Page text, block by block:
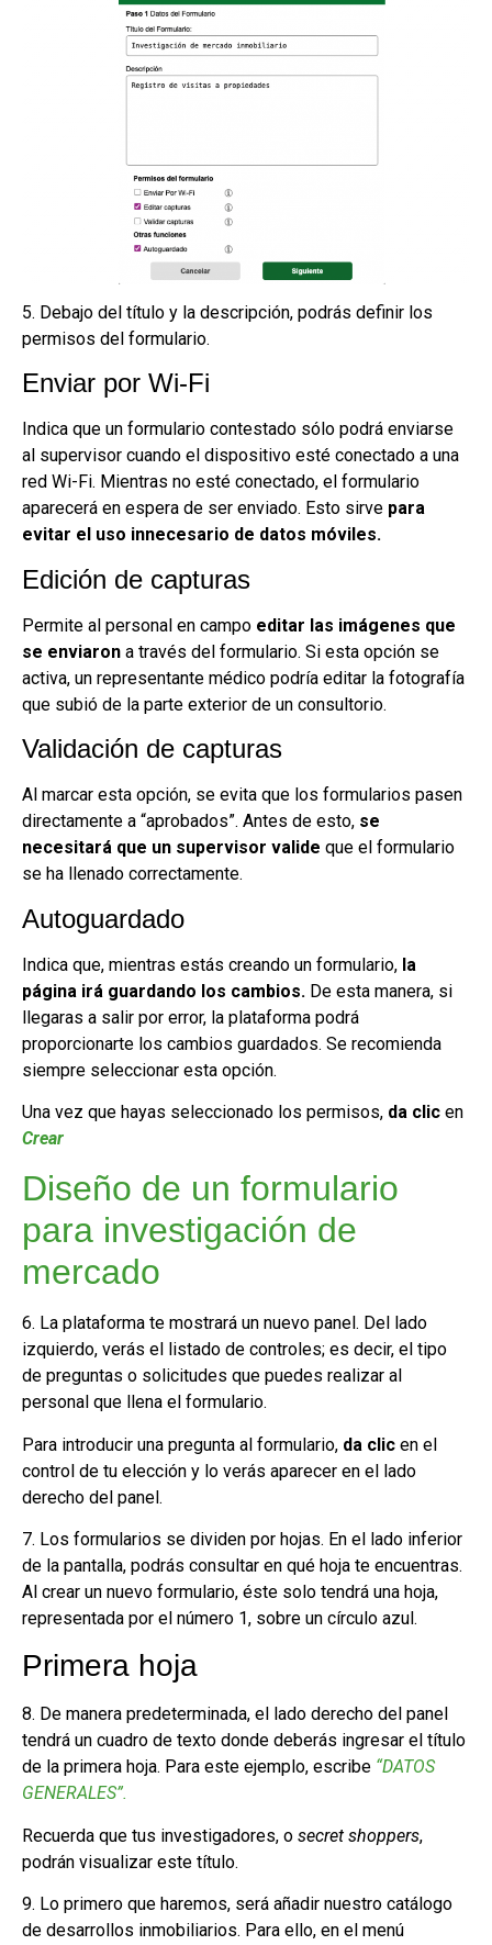
5. Debajo del título y la descripción, podrás definir los
permisos del formulario.
Enviar por Wi-Fi
Indica que un formulario contestado sólo podrá enviarse
al supervisor cuando el dispositivo esté conectado a una
red Wi-Fi. Mientras no esté conectado, el formulario
aparecerá en espera de ser enviado. Esto sirve para
evitar el uso innecesario de datos móviles.
Edición de capturas
Permite al personal en campo editar las imágenes que
se enviaron a través del formulario. Si esta opción se
activa, un representante médico podría editar la fotografía
que subió de la parte exterior de un consultorio.
Validación de capturas
Al marcar esta opción, se evita que los formularios pasen
directamente a “aprobados”. Antes de esto, se
necesitará que un supervisor valide que el formulario
se ha llenado correctamente.
Autoguardado
Indica que, mientras estás creando un formulario, la
página irá guardando los cambios. De esta manera, si
llegaras a salir por error, la plataforma podrá
proporcionarte los cambios guardados. Se recomienda
siempre seleccionar esta opción.
Una vez que hayas seleccionado los permisos, da clic en
Crear
Diseño de un formulario
para investigación de
mercado
6. La plataforma te mostrará un nuevo panel. Del lado
izquierdo, verás el listado de controles; es decir, el tipo
de preguntas o solicitudes que puedes realizar al
personal que llena el formulario.
Para introducir una pregunta al formulario, da clic en el
control de tu elección y lo verás aparecer en el lado
derecho del panel.
7. Los formularios se dividen por hojas. En el lado inferior
de la pantalla, podrás consultar en qué hoja te encuentras.
Al crear un nuevo formulario, éste solo tendrá una hoja,
representada por el número 1, sobre un círculo azul.
Primera hoja
8. De manera predeterminada, el lado derecho del panel
tendrá un cuadro de texto donde deberás ingresar el título
de la primera hoja. Para este ejemplo, escribe “DATOS
GENERALES”.
Recuerda que tus investigadores, o secret shoppers,
podrán visualizar este título.
9. Lo primero que haremos, será añadir nuestro catálogo
de desarrollos inmobiliarios. Para ello, en el menú